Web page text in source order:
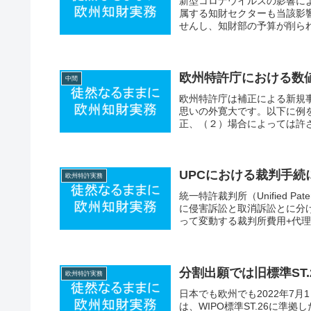
属する知財セクターも当該
せんし、知財部の予算が削ら
中間 欧州特許庁における数
欧州特許庁は補正による新規
思いの外寛大です。以下に例
正、（２）場合によっては許
欧州特許実務 UPCにおける裁判手続
統一特許裁判所（Unified
に侵害訴訟と取消訴訟とに分
って変動する裁判所費用+代
欧州特許実務 分割出願では旧標準
日本でも欧州でも2022年7月
は、WIPO標準ST.26に準拠